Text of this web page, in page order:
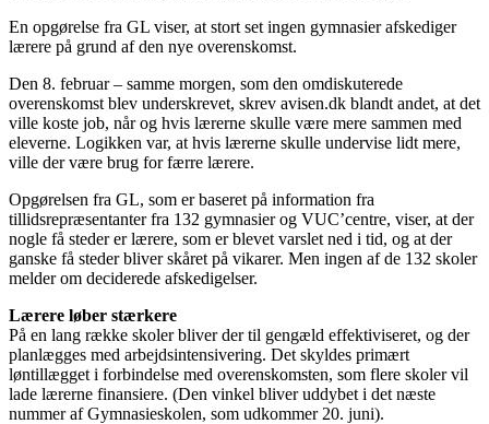
En opgørelse fra GL viser, at stort set ingen gymnasier afskediger
lærere på grund af den nye overenskomst.
Den 8. februar – samme morgen, som den omdiskuterede
overenskomst blev underskrevet, skrev avisen.dk blandt andet, at det
ville koste job, når og hvis lærerne skulle være mere sammen med
eleverne. Logikken var, at hvis lærerne skulle undervise lidt mere,
ville der være brug for færre lærere.
Opgørelsen fra GL, som er baseret på information fra
tillidsrepræsentanter fra 132 gymnasier og VUC’centre, viser, at der
nogle få steder er lærere, som er blevet varslet ned i tid, og at der
ganske få steder bliver skåret på vikarer. Men ingen af de 132 skoler
melder om deciderede afskedigelser.
Lærere løber stærkere
På en lang række skoler bliver der til gengæld effektiviseret, og der
planlægges med arbejdsintensivering. Det skyldes primært
løntillægget i forbindelse med overenskomsten, som flere skoler vil
lade lærerne finansiere. (Den vinkel bliver uddybet i det næste
nummer af Gymnasieskolen, som udkommer 20. juni).